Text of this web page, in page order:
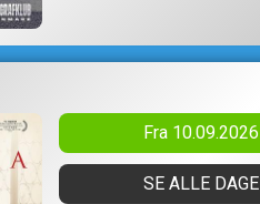
Fra 10.09.2026
SE ALLE DAGE